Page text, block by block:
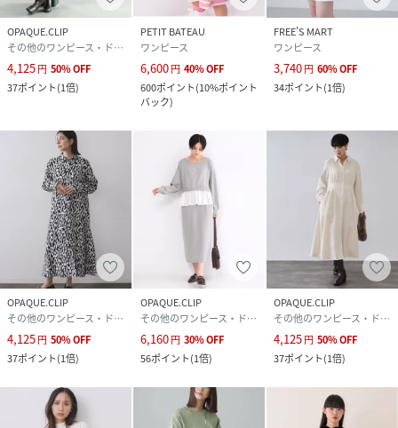
OPAQUE.CLIP
その他のワンピース・ドレス
4,125円 50%OFF
37ポイント(1倍)
PETIT BATEAU
ワンピース
6,600円 40%OFF
600ポイント(10%ポイント
バック)
FREE'S MART
ワンピース
3,740円 60%OFF
34ポイント(1倍)
OPAQUE.CLIP
その他のワンピース・ドレス
4,125円 50%OFF
37ポイント(1倍)
OPAQUE.CLIP
その他のワンピース・ドレス
6,160円 30%OFF
56ポイント(1倍)
OPAQUE.CLIP
その他のワンピース・ドレス
4,125円 50%OFF
37ポイント(1倍)